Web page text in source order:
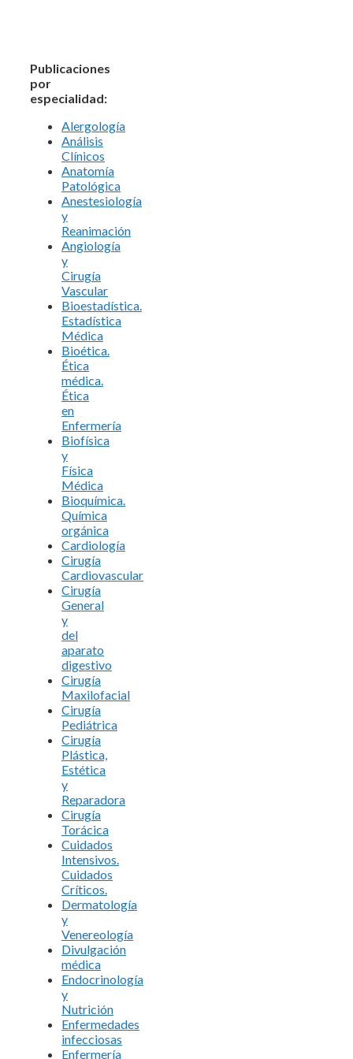
Publicaciones
por
especialidad:
Alergología
Análisis
Clínicos
Anatomía
Patológica
Anestesiología
y
Reanimación
Angiología
y
Cirugía
Vascular
Bioestadística.
Estadística
Médica
Bioética.
Ética
médica.
Ética
en
Enfermería
Biofísica
y
Física
Médica
Bioquímica.
Química
orgánica
Cardiología
Cirugía
Cardiovascular
Cirugía
General
y
del
aparato
digestivo
Cirugía
Maxilofacial
Cirugía
Pediátrica
Cirugía
Plástica,
Estética
y
Reparadora
Cirugía
Torácica
Cuidados
Intensivos.
Cuidados
Críticos.
Dermatología
y
Venereología
Divulgación
médica
Endocrinología
y
Nutrición
Enfermedades
infecciosas
Enfermería